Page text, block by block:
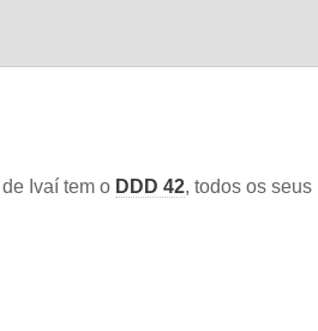
Ivaí tem o DDD 42, todos os